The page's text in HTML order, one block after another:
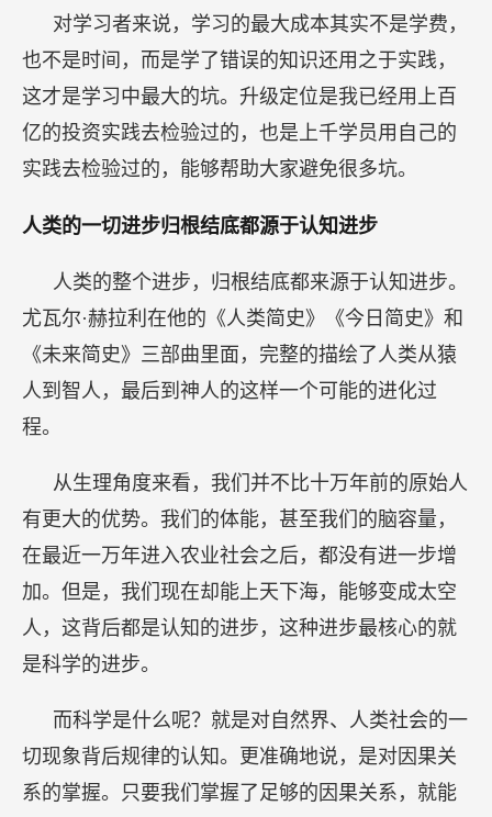
对学习者来说，学习的最大成本其实不是学费，
也不是时间，而是学了错误的知识还用之于实践，
这才是学习中最大的坑。升级定位是我已经用上百
亿的投资实践去检验过的，也是上千学员用自己的
实践去检验过的，能够帮助大家避免很多坑。
人类的一切进步归根结底都源于认知进步
人类的整个进步，归根结底都来源于认知进步。
尤瓦尔·赫拉利在他的《人类简史》《今日简史》和
《未来简史》三部曲里面，完整的描绘了人类从猿
人到智人，最后到神人的这样一个可能的进化过
程。
从生理角度来看，我们并不比十万年前的原始人
有更大的优势。我们的体能，甚至我们的脑容量，
在最近一万年进入农业社会之后，都没有进一步增
加。但是，我们现在却能上天下海，能够变成太空
人，这背后都是认知的进步，这种进步最核心的就
是科学的进步。
而科学是什么呢？就是对自然界、人类社会的一
切现象背后规律的认知。更准确地说，是对因果关
系的掌握。只要我们掌握了足够的因果关系，就能